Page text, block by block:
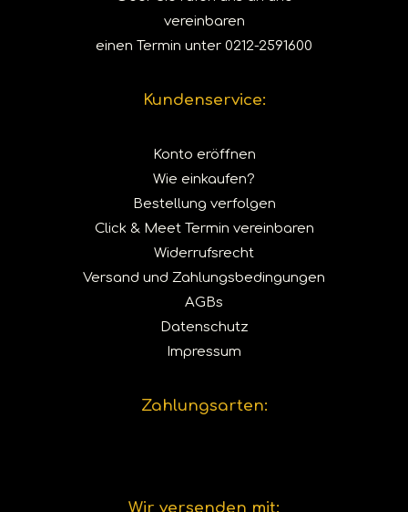
vereinbaren
einen Termin unter 0212-2591600
Kundenservice:
Konto eröffnen
Wie einkaufen?
Bestellung verfolgen
Click & Meet Termin vereinbaren
Widerrufsrecht
Versand und Zahlungsbedingungen
AGBs
Datenschutz
Impressum
Zahlungsarten:
Wir versenden mit: